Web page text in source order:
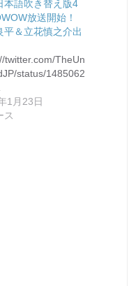
本語吹き替え版4
放送開始！
平＆立花慎之介出
twitter.com/TheUn
status/1485062
1月23日
ス